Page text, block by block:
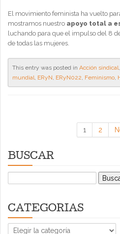
El movimiento feminista ha vuelto
mostramos nuestro apoyo total a
luchando para que el impulso del 8
de todas las mujeres.
This entry was posted in Acción sindical,
mundial, ERyN, ERyN022, Feminismo,
1 2
BUSCAR
CATEGORIAS
CATEGORIAS